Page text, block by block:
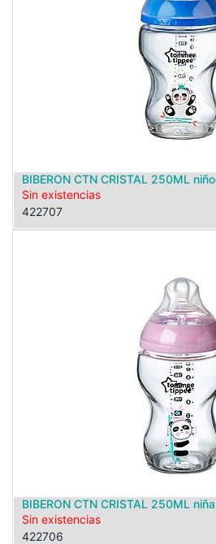
BIBERON CTN CRISTAL 250ML niño
Sin existencias
422707
BIBERON CTN CRISTAL 250ML niña
Sin existencias
422706